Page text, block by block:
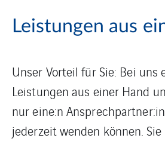
Leistungen aus
Unser Vorteil für Sie: Bei uns
Leistungen aus einer Hand
nur eine:n
jederzeit wenden können.